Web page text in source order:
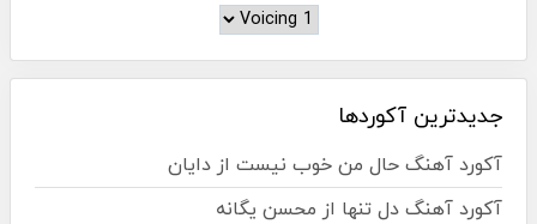
جدیدترین آکوردها
آکورد آهنگ حال من خوب نیست از دایان
آکورد آهنگ دل تنها از محسن یگانه